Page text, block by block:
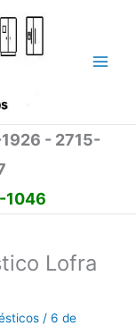
1926 - 2715-
1046
Lofra
/6 de